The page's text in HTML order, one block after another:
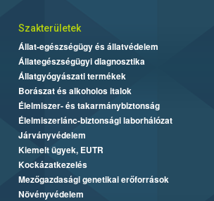
Szakterületek
Állat-egészségügy és állatvédelem
Állategészségügyi diagnosztika
Állatgyógyászati termékek
Borászat és alkoholos italok
Élelmiszer- és takarmánybiztonság
Élelmiszerlánc-biztonsági laborhálózat
Járványvédelem
Kiemelt ügyek, EUTR
Kockázatkezelés
Mezőgazdasági genetikai erőforrások
Növényvédelem